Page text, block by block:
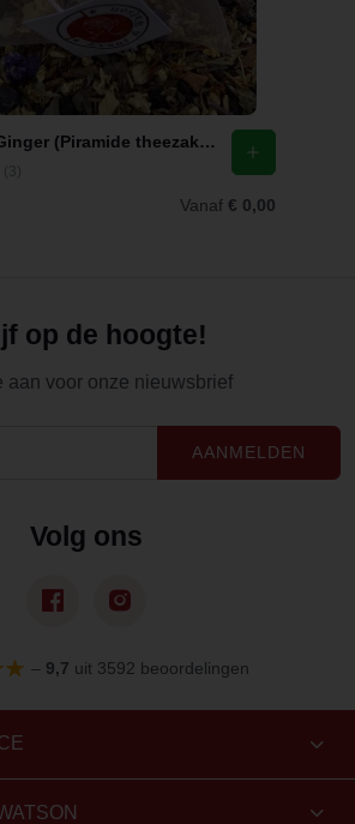
Elderflower Ginger (Piramide theezakjes)
Vanaf € 0,00
op de hoogte!
aan voor onze nieuwsbrief
AANMELDEN
Volg ons
– 9,7 uit 3592 beoordelingen